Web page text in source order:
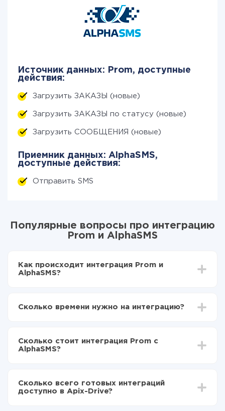
Источник данных: Prom, доступные
действия:
Загрузить ЗАКАЗЫ (новые)
Загрузить ЗАКАЗЫ по статусу (новые)
Загрузить СООБЩЕНИЯ (новые)
Приемник данных: AlphaSMS,
доступные действия:
Отправить SMS
Популярные вопросы про интеграцию
Prom и AlphaSMS
Как происходит интеграция Prom и
AlphaSMS?
Выбираете какие данные передавать из Prom в
передаваться из Prom в AlphaSMS
Сколько времени нужно на интеграцию?
отличаться и составлять от 5-ти до 30-минут. В
среднем настройка занимает 10-15 минут.
Сколько стоит интеграция Prom с
AlphaSMS?
функционал. Вы оплачиваете только количество
данных, которые по факту передаются из одной
Сколько всего готовых интеграций
доступно в Apix-Drive?